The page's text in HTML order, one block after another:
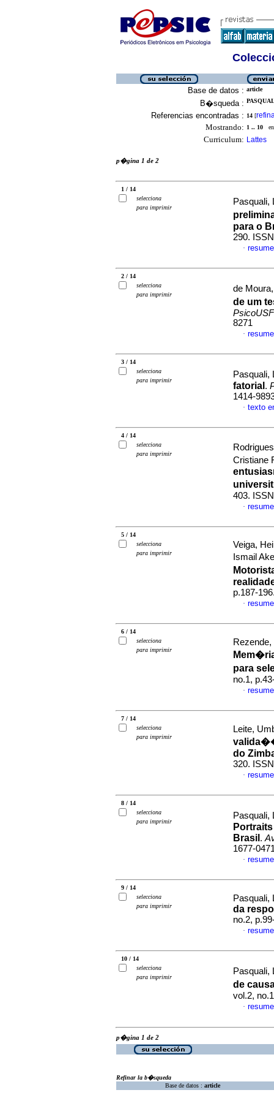
Base de datos : article
B�squeda :
Referencias encontradas : 14 [
Mostrando: 1 .. 10 en
Curriculum: Lattes
p�gina 1 de 2
1 / 14
selecciona
para imprimir
para o
290.
·
2 / 14
selecciona
para imprimir
de
de um
PsicoUSF
8271
·
3 / 14
selecciona
para imprimir
Pasquali,
fatorial .
1414-
· texto
4 / 14
selecciona
para imprimir
Cristiane
403.
·
5 / 14
selecciona
para imprimir
Veiga,
Ismail
p.187-
·
6 / 14
selecciona
para imprimir
para
no.1,
·
7 / 14
selecciona
para imprimir
Leite,
do
320.
·
8 / 14
selecciona
para imprimir
Brasil .
1677-
·
9 / 14
selecciona
para imprimir
Pasquali,
da
no.2,
·
10 / 14
selecciona
para imprimir
Pasquali,
de
vol.2,
·
p�gina 1 de 2
Refinar la b�squeda
Base de datos : article